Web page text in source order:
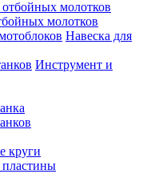
молотков
Навеска для
Инструмент и
круги